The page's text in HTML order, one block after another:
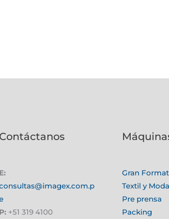
Contáctanos
E:
P:+51 319 4100
Gran
Textil y Moda
Pre prensa
Packing